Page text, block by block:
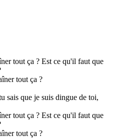
tout ça ? Est ce qu'il faut que
tout ça ?
sais que je suis dingue de toi,
tout ça ? Est ce qu'il faut que
tout ça ?